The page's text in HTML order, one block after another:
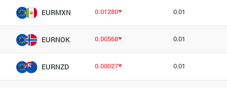
EURMXN 0.01280 0.01
EURNOK 0.00568 0.01
EURNZD 0.00027 0.01